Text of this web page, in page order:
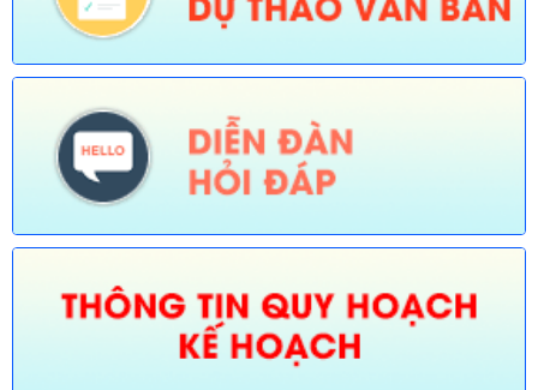
thông tin điện tử thuộc phạm vi chức năng quản lý của Sở Văn
hóa, Thể thao và Du lịch)
Ngày ban hành: (30/07/2026)
Tên:(Thông báo về việc công bố Danh mục thủ tục hành chính
được sửa đổi, bổ sung, thay thế, bãi bỏ trong lĩnh vực đường
thủy nội địa thuộc phạm vi chức năng quản lý của Sở Xây dựng)
Ngày ban hành: (30/07/2026)
Số:675/TB-UBND
bị bãi bỏ trong lĩnh vực nông nghiệp thuộc phạm vi chức năng
quản lý của Sở Nông nghiệp và Môi trường)
Ngày ban hành: (30/07/2026)